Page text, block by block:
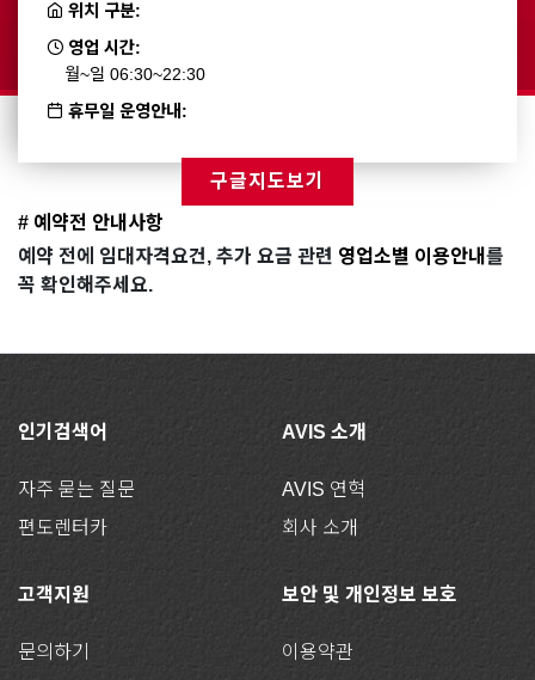
위치 구분:
영업 시간:
월~일 06:30~22:30
휴무일 운영안내:
구글지도보기
# 예약전 안내사항
예약 전에 임대자격요건, 추가 요금 관련 영업소별 이용안내 를
꼭 확인해주세요.
인기검색어
자주 묻는 질문
편도렌터카
AVIS 소개
AVIS 연혁
회사 소개
고객지원
문의하기
보안 및 개인정보 보호
이용약관